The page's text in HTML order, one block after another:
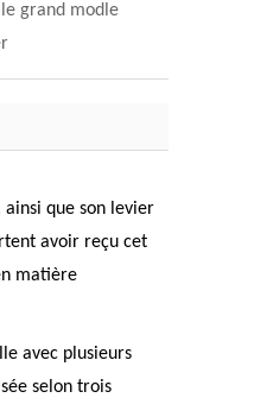
grand modle
ainsi que son levier
avoir reçu cet
matière
avec plusieurs
selon trois